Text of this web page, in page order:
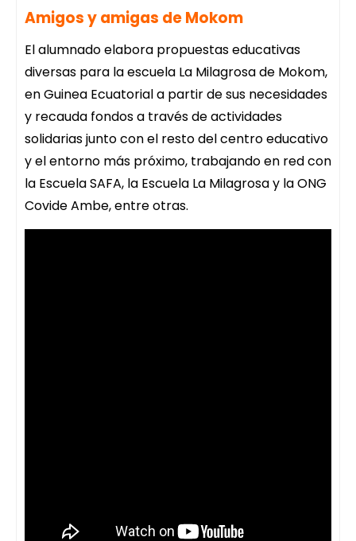
Amigos y amigas de Mokom
El alumnado elabora propuestas educativas
diversas para la escuela La Milagrosa de Mokom,
en Guinea Ecuatorial a partir de sus necesidades
y recauda fondos a través de actividades
solidarias junto con el resto del centro educativo
y el entorno más próximo, trabajando en red con
la Escuela SAFA, la Escuela La Milagrosa y la ONG
Covide Ambe, entre otras.